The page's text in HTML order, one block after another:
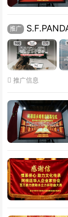
推广
推广信息